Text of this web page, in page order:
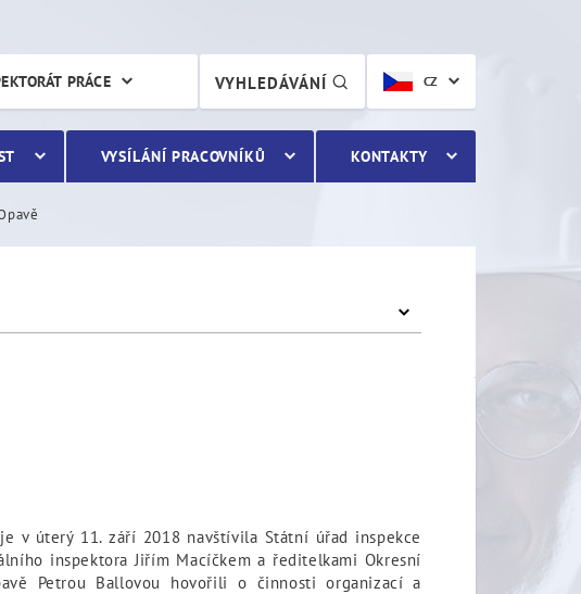
CZ
VYHLEDÁVÁNÍ
PRÁCE
VYSÍLÁNÍ PRACOVNÍKŮ KONTAKTY
v úterý 11. září 2018 navštívila Státní úřad inspekce
inspektora Jiřím Macíčkem a ředitelkami Okresní
Petrou Ballovou hovořili o činnosti organizací a